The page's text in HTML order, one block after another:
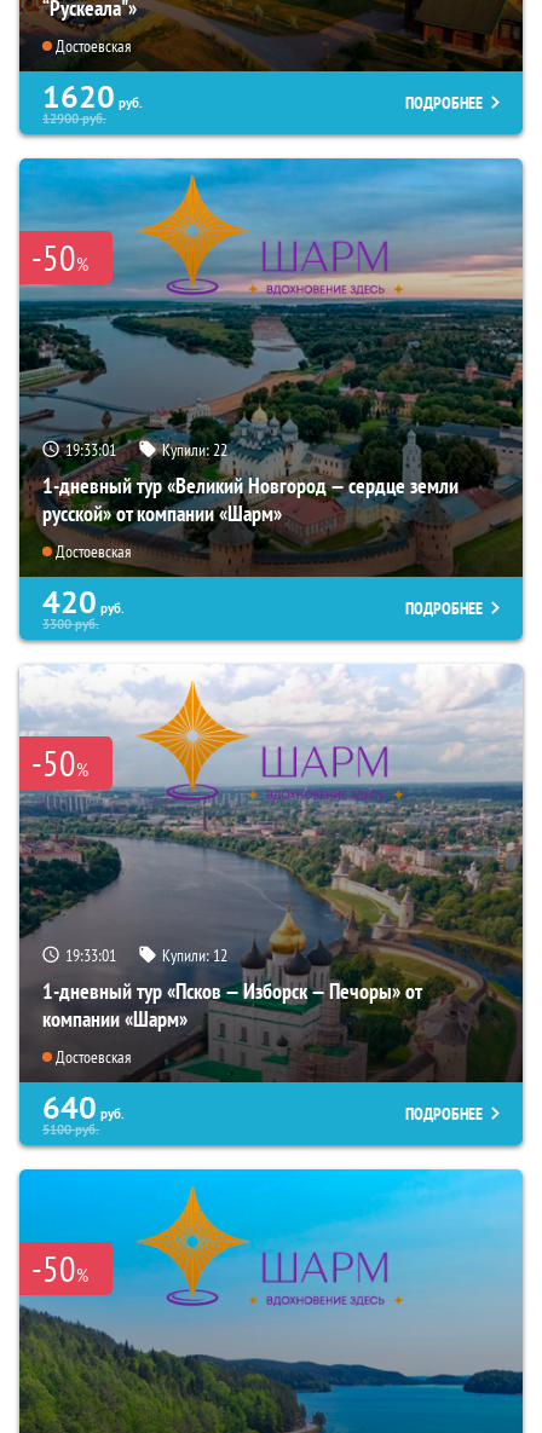
“Рускеала"»
Достоевская
1620 руб.
12900руб.
ПОДРОБНЕЕ
-50%
19:33:00 Купили:22
1-дневный тур «Великий Новгород — сердце земли
русской» от компании «Шарм»
Достоевская
420 руб.
3300руб.
ПОДРОБНЕЕ
-50%
19:33:00 Купили:12
1-дневный тур «Псков — Изборск — Печоры» от
компании «Шарм»
Достоевская
640 руб.
5100руб.
ПОДРОБНЕЕ
-50%